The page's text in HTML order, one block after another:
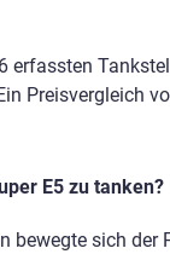
Preisvergleich
E5 zu tanken?
bewegte sich der